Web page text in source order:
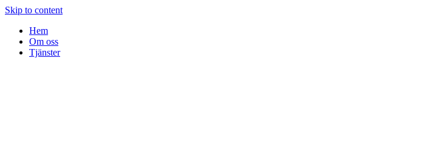
Skip to content
Hem
Om oss
Tjänster